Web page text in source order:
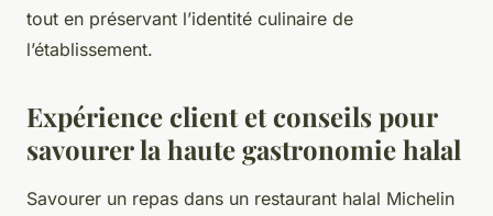
tout en préservant l’identité culinaire de
l’établissement.
Expérience client et conseils pour
savourer la haute gastronomie halal
Savourer un repas dans un restaurant halal Michelin